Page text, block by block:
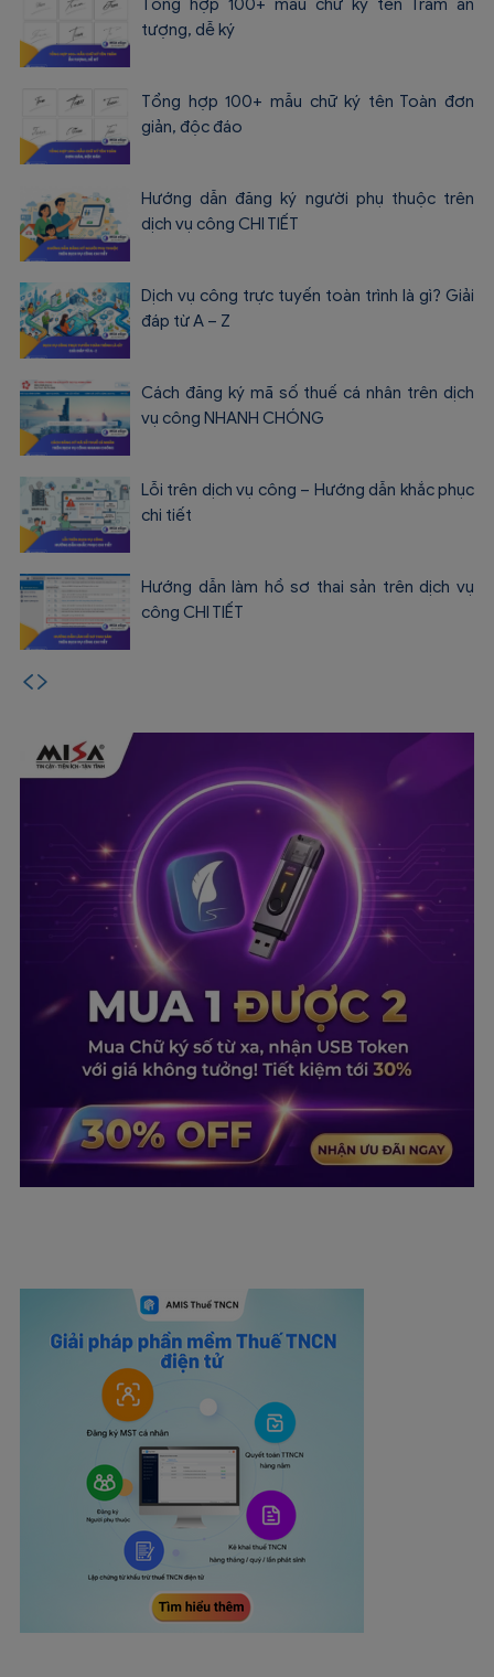
Tổng hợp 100+ mẫu chữ ký tên Trâm ấn
tượng, dễ ký
Tổng hợp 100+ mẫu chữ ký tên Toàn đơn
giản, độc đáo
Hướng dẫn đăng ký người phụ thuộc trên
dịch vụ công CHI TIẾT
Dịch vụ công trực tuyến toàn trình là gì? Giải
đáp từ A – Z
Cách đăng ký mã số thuế cá nhân trên dịch
vụ công NHANH CHÓNG
Lỗi trên dịch vụ công – Hướng dẫn khắc phục
chi tiết
Hướng dẫn làm hồ sơ thai sản trên dịch vụ
công CHI TIẾT